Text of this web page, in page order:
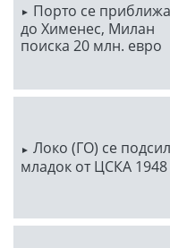
Порто се
до Хименес, Милан
поиска 20 млн. евро
Локо (ГО) се
младок от ЦСКА 1948